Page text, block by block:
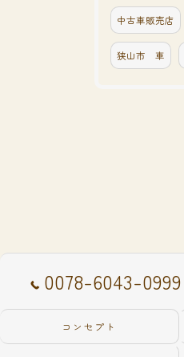
中古車販売店
狭山市 車
0078-6043-0999
コンセプト